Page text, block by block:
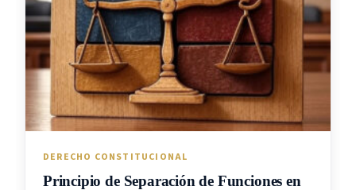
DERECHO CONSTITUCIONAL
Principio de Separación de Funciones en